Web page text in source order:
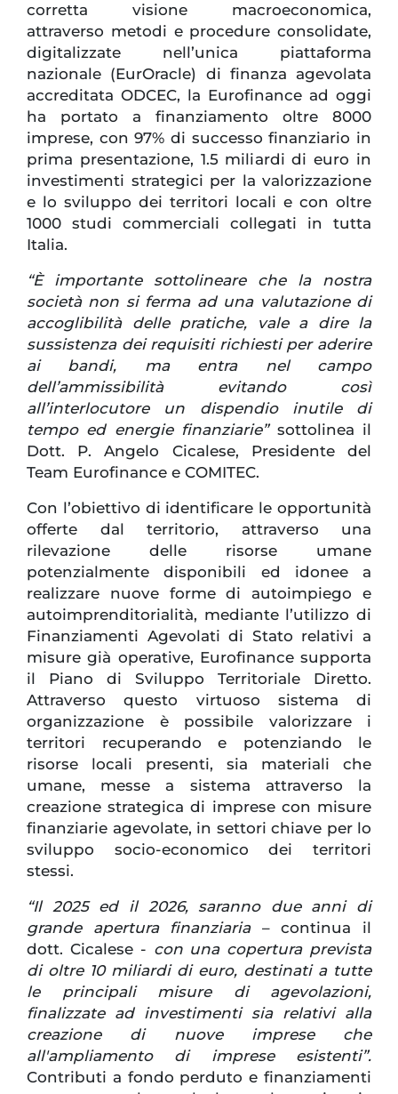
corretta visione macroeconomica,
attraverso metodi e procedure consolidate,
digitalizzate nell’unica piattaforma
nazionale (EurOracle) di finanza agevolata
accreditata ODCEC, la Eurofinance ad oggi
ha portato a finanziamento oltre 8000
imprese, con 97% di successo finanziario in
prima presentazione, 1.5 miliardi di euro in
investimenti strategici per la valorizzazione
e lo sviluppo dei territori locali e con oltre
1000 studi commerciali collegati in tutta
Italia.
“È importante sottolineare che la nostra
società non si ferma ad una valutazione di
accoglibilità delle pratiche, vale a dire la
sussistenza dei requisiti richiesti per aderire
ai bandi, ma entra nel campo
dell’ammissibilità evitando così
all’interlocutore un dispendio inutile di
tempo ed energie finanziarie” sottolinea il
Dott. P. Angelo Cicalese, Presidente del
Team Eurofinance e COMITEC.
Con l’obiettivo di identificare le opportunità
offerte dal territorio, attraverso una
rilevazione delle risorse umane
potenzialmente disponibili ed idonee a
realizzare nuove forme di autoimpiego e
autoimprenditorialità, mediante l’utilizzo di
Finanziamenti Agevolati di Stato relativi a
misure già operative, Eurofinance supporta
il Piano di Sviluppo Territoriale Diretto.
Attraverso questo virtuoso sistema di
organizzazione è possibile valorizzare i
territori recuperando e potenziando le
risorse locali presenti, sia materiali che
umane, messe a sistema attraverso la
creazione strategica di imprese con misure
finanziarie agevolate, in settori chiave per lo
sviluppo socio-economico dei territori
stessi.
“Il 2025 ed il 2026, saranno due anni di
grande apertura finanziaria– continua il
dott. Cicalese - con una copertura prevista
di oltre 10 miliardi di euro, destinati a tutte
le principali misure di agevolazioni,
finalizzate ad investimenti sia relativi alla
creazione di nuove imprese che
all'ampliamento di imprese esistenti”.
Contributi a fondo perduto e finanziamenti